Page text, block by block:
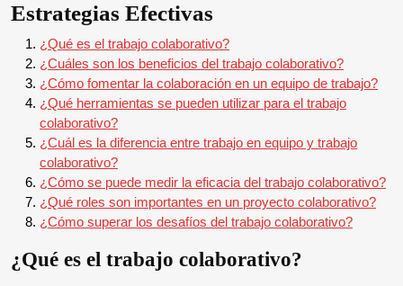
Estrategias Efectivas
¿Qué es el trabajo colaborativo?
¿Cuáles son los beneficios del trabajo colaborativo?
¿Cómo fomentar la colaboración en un equipo de trabajo?
¿Qué herramientas se pueden utilizar para el trabajo
colaborativo?
¿Cuál es la diferencia entre trabajo en equipo y trabajo
colaborativo?
¿Cómo se puede medir la eficacia del trabajo colaborativo?
¿Qué roles son importantes en un proyecto colaborativo?
¿Cómo superar los desafíos del trabajo colaborativo?
¿Qué es el trabajo colaborativo?